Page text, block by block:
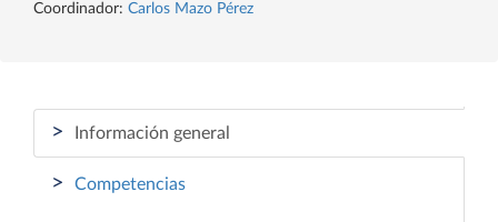
Coordinador: Carlos Mazo Pérez
> Información general
> Competencias